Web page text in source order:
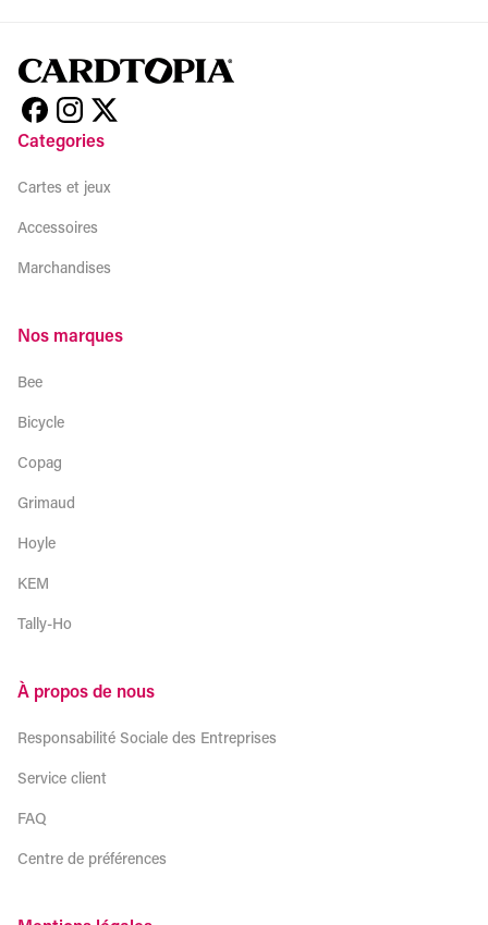
Categories
Cartes et jeux
Accessoires
Marchandises
Nos marques
Bee
Bicycle
Copag
Grimaud
Hoyle
KEM
Tally-Ho
À propos de nous
Responsabilité Sociale des Entreprises
Service client
FAQ
Centre de préférences